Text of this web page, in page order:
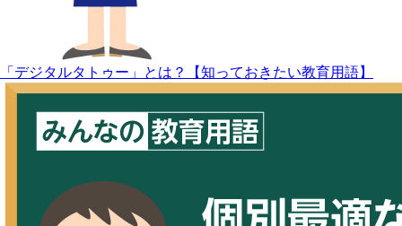
「デジタルタトゥー」とは？【知っておきたい教育用語】